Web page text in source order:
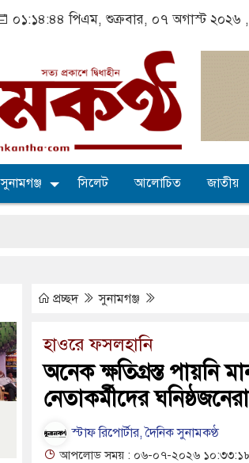
০১:১৪:৪৫ পিএম, শুক্রবার, ০৭ অগাস্ট ২০২৬
সুনামগঞ্জ সিলেট আলোচিত জাতীয়
প্রচ্ছদ সুনামগঞ্জ
হাওরে ফসলহানি
অনেক ক্ষতিগ্রস্ত পায়নি
নেতাকর্মীদের ঘনিষ্ঠজনেরা
স্টাফ রিপোর্টার, দৈনিক সুনামকণ্ঠ
আপলোড সময় : ০৬-০৭-২০২৬ ১০:৩৩:১৮